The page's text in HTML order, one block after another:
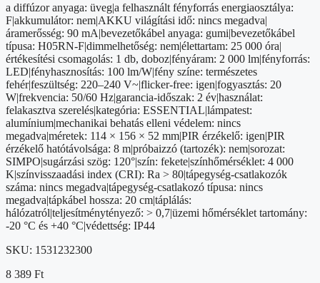
a diffúzor anyaga: üveg|a felhasznált fényforrás energiaosztálya:
F|akkumulátor: nem|AKKU világítási idő: nincs megadva|
áramerősség: 90 mA|bevezetőkábel anyaga: gumi|bevezetőkábel
típusa: H05RN-F|dimmelhetőség: nem|élettartam: 25 000 óra|
értékesítési csomagolás: 1 db, doboz|fényáram: 2 000 lm|fényforrás:
LED|fényhasznosítás: 100 lm/W|fény színe: természetes
fehér|feszültség: 220–240 V~|flicker-free: igen|fogyasztás: 20
W|frekvencia: 50/60 Hz|garancia-időszak: 2 év|használat:
felakasztva szerelés|kategória: ESSENTIAL|lámpatest:
alumínium|mechanikai behatás elleni védelem: nincs
megadva|méretek: 114 × 156 × 52 mm|PIR érzékelő: igen|PIR
érzékelő hatótávolsága: 8 m|próbaizzó (tartozék): nem|sorozat:
SIMPO|sugárzási szög: 120°|szín: fekete|színhőmérséklet: 4 000
K|színvisszaadási index (CRI): Ra > 80|tápegység-csatlakozók
száma: nincs megadva|tápegység-csatlakozó típusa: nincs
megadva|tápkábel hossza: 20 cm|táplálás:
hálózatról|teljesítménytényező: > 0,7|üzemi hőmérséklet tartomány:
-20 °C és +40 °C|védettség: IP44
SKU: 1531232300
8 389 Ft